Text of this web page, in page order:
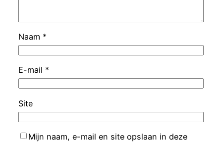
Naam *
E-mail *
Site
Mijn naam, e-mail en site opslaan in deze